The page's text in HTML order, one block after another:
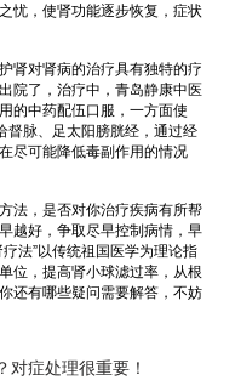
忧，使肾功能逐步恢复，症状
对肾病的治疗具有独特的疗
院了，治疗中，青岛静康中医
的中药配伍口服，一方面使
督脉、足太阳膀胱经，通过经
尽可能降低毒副作用的情况
，是否对你治疗疾病有所帮
越好，争取尽早控制病情，早
法”以传统祖国医学为理论指
位，提高肾小球滤过率，从根
还有哪些疑问需要解答，不妨
对症处理很重要！